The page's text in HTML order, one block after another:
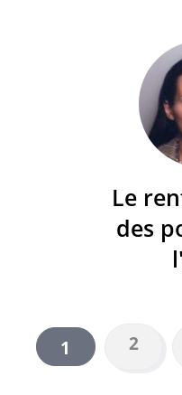
Le
des
PAGINATION
Page
courante
1 Page
2